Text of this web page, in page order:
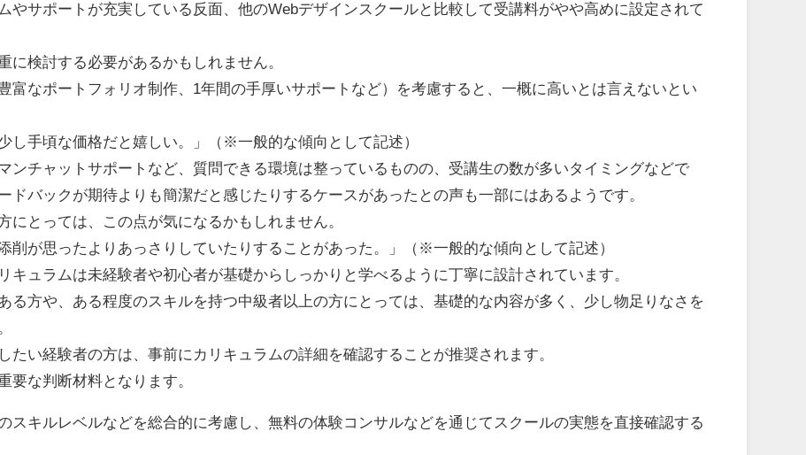
やサポートが充実している反面、他のWebデザインスクールと比較して受講料がやや高めに設定されて
検討する必要があるかもしれません。
富なポートフォリオ制作、1年間の手厚いサポートなど）を考慮すると、一概に高いとは言えないとい
し手頃な価格だと嬉しい。」（※一般的な傾向として記述）
ンチャットサポートなど、質問できる環境は整っているものの、受講生の数が多いタイミングなどで
ドバックが期待よりも簡潔だと感じたりするケースがあったとの声も一部にはあるようです。
とっては、この点が気になるかもしれません。
削が思ったよりあっさりしていたりすることがあった。」（※一般的な傾向として記述）
キュラムは未経験者や初心者が基礎からしっかりと学べるように丁寧に設計されています。
る方や、ある程度のスキルを持つ中級者以上の方にとっては、基礎的な内容が多く、少し物足りなさを
たい経験者の方は、事前にカリキュラムの詳細を確認することが推奨されます。
要な判断材料となります。
スキルレベルなどを総合的に考慮し、無料の体験コンサルなどを通じてスクールの実態を直接確認する